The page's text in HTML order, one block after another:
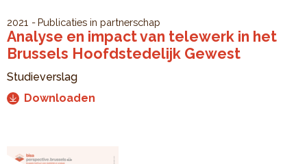
2021 Publicaties in partnerschap
Analyse en impact van telewerk in het
Brussels Hoofdstedelijk Gewest
Studieverslag
Downloaden